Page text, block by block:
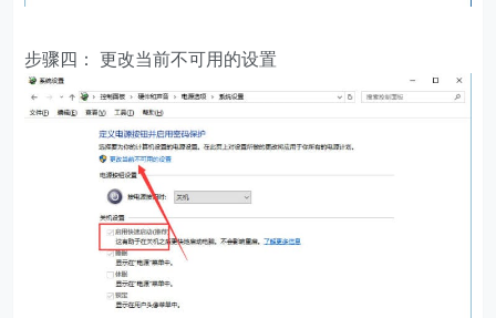
步骤四： 更改当前不可用的设置